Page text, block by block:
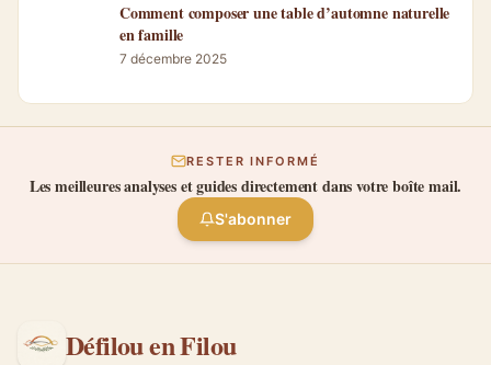
Comment composer une table d’automne naturelle
en famille
7 décembre 2025
RESTER INFORMÉ
Les meilleures analyses et guides directement dans votre boîte mail.
S'abonner
Défilou en Filou